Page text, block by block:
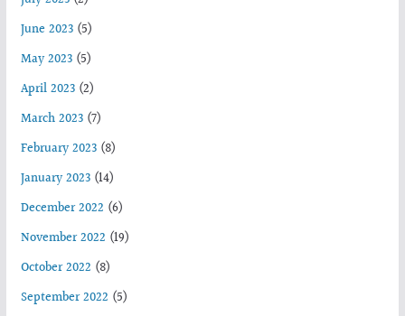
June 2023(5)
May 2023(5)
April 2023(2)
March 2023(7)
February 2023(8)
January 2023(14)
December 2022 (6)
November 2022 (19)
October 2022 (8)
September 2022 (5)